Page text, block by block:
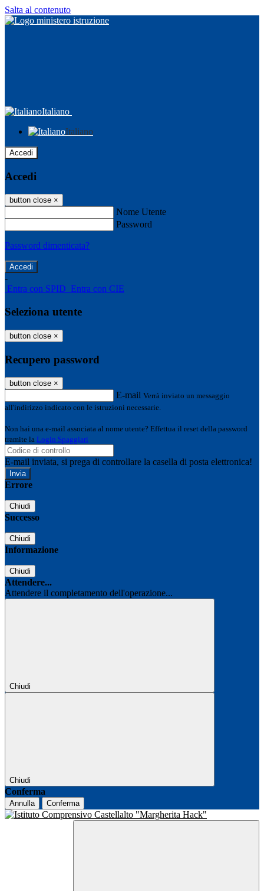
Salta al contenuto
Italiano
Italiano
Accedi
Accedi
button close ×
Nome Utente
Password
Password dimenticata?
-
Entra con SPID Entra con CIE
Seleziona utente
button close ×
Recupero password
button close ×
E-mail Verrà inviato un messaggio
all'indirizzo indicato con le istruzioni necessarie.
Non hai una e-mail associata al nome utente? Effettua il reset della password
tramite la Login Spaggiari
E-mail inviata, si prega di controllare la casella di posta elettronica!
Errore
Chiudi
Successo
Chiudi
Informazione
Chiudi
Attendere...
Attendere il completamento dell'operazione...
Chiudi
Chiudi
Conferma
Annulla Conferma